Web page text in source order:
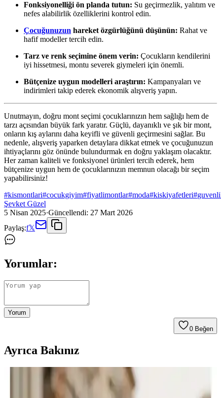
Fonksiyonelliği ön planda tutun: Su geçirmezlik, yalıtım ve
nefes alabilirlik özelliklerini kontrol edin.
Çocuğunuzun hareket özgürlüğünü düşünün: Rahat ve
hafif modeller tercih edin.
Tarz ve renk seçimine önem verin: Çocukların kendilerini
iyi hissetmesi, montu severek giymeleri için önemli.
Bütçenize uygun modelleri araştırın: Kampanyaları ve
indirimleri takip ederek ekonomik alışveriş yapın.
Unutmayın, doğru mont seçimi çocuklarınızın hem sağlığı hem de
tarzı açısından büyük fark yaratır. Güçlü, dayanıklı ve şık bir mont,
onların kış aylarını daha keyifli ve güvenli geçirmesini sağlar. Bu
nedenle, alışveriş yaparken detaylara dikkat etmek ve çocuğunuzun
ihtiyaçlarını göz önünde bulundurmak en doğru yaklaşım olacaktır.
Her zaman kaliteli ve fonksiyonel ürünleri tercih ederek, hem
bütçenize uygun hem de çocuklarınızın memnun olacağı bir seçim
yapabilirsiniz!
#kismontlari#cocukgiyim#fiyatlimontlar#moda#kiskiyafetleri#
Şevket Güzel
5 Nisan 2025·Güncellendi: 27 Mart 2026
Paylaş:f𝕏
Yorumlar:
Yorum
0 Beğen
Ayrıca Bakınız
Erkek Montları Karşılaştırması: Kaz Tüyü ve Nakış
Detaylı Modellerin Özellikleri